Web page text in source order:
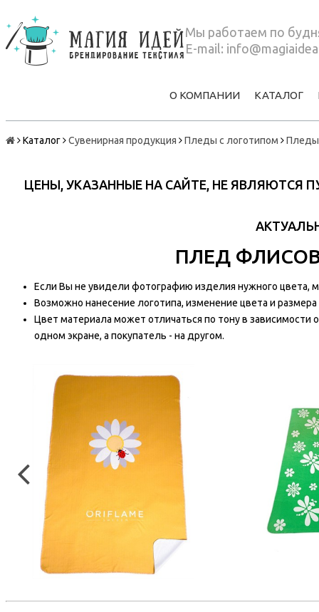
Мы работаем по
E-mail:
О КОМПАНИИ КАТАЛОГ
Каталог Сувенирная продукция Пледы с логотипом Пледы
ЦЕНЫ, УКАЗАННЫЕ НА САЙТЕ, НЕ
ПЛЕД
Если Вы не увидели фотографию изделия нужного цвета,
Возможно нанесение логотипа, изменение цвета и
Цвет материала может отличаться по тону в зависимости
одном экране, а покупатель - на другом.